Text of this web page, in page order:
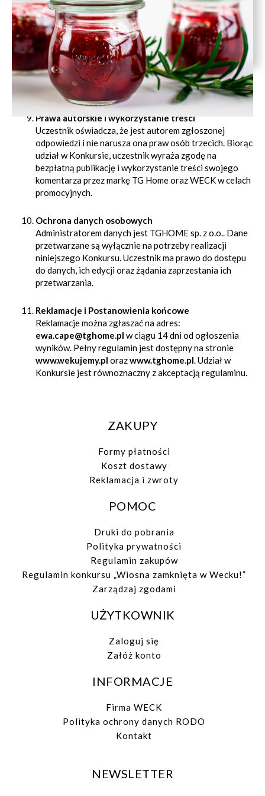
ogłoszenia wyników.
Wysyłka Nagród
Nagrody zostaną wysłane przez Organizatora na
wskazany przez Zwycięzcę adres na terenie Polski w
ciągu 14 dni roboczych od otrzymania danych. Koszt
przesyłki pokrywa Organizator.
Prawa autorskie i wykorzystanie treści
Uczestnik oświadcza, że jest autorem zgłoszonej
odpowiedzi i nie narusza ona praw osób trzecich. Biorąc
udział w Konkursie, uczestnik wyraża zgodę na
bezpłatną publikację i wykorzystanie treści swojego
komentarza przez markę TG Home oraz WECK w celach
promocyjnych.
Ochrona danych osobowych
Administratorem danych jest TGHOME sp. z o.o.. Dane
przetwarzane są wyłącznie na potrzeby realizacji
niniejszego Konkursu. Uczestnik ma prawo do dostępu
do danych, ich edycji oraz żądania zaprzestania ich
przetwarzania.
Reklamacje i Postanowienia końcowe
Reklamacje można zgłaszać na adres:
ewa.cape@tghome.pl w ciągu 14 dni od ogłoszenia
wyników. Pełny regulamin jest dostępny na stronie
www.wekujemy.pl orazwww.tghome.pl. Udział w
Konkursie jest równoznaczny z akceptacją regulaminu.
ZAKUPY
Formy płatności
Koszt dostawy
Reklamacja i zwroty
POMOC
Druki do pobrania
Polityka prywatności
Regulamin zakupów
Regulamin konkursu „Wiosna zamknięta w Wecku!”
Zarządzaj zgodami
UŻYTKOWNIK
Zaloguj się
Załóż konto
INFORMACJE
Firma WECK
Polityka ochrony danych RODO
Kontakt
NEWSLETTER